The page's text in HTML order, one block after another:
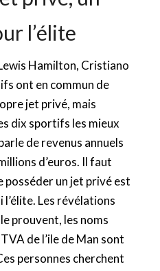
l’élite
Hamilton, Cristiano
ont en commun de
jet privé, mais
dix sportifs les mieux
de revenus annuels
d’euros. Il faut
posséder un jet privé est
Les révélations
prouvent, les noms
de l’ile de Man sont
personnes cherchent